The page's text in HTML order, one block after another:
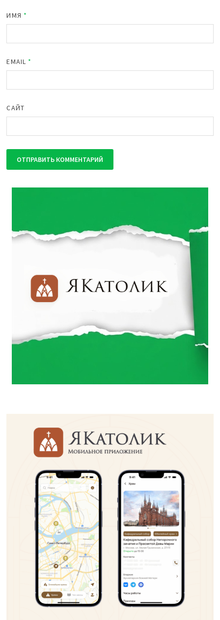
ИМЯ *
EMAIL *
САЙТ